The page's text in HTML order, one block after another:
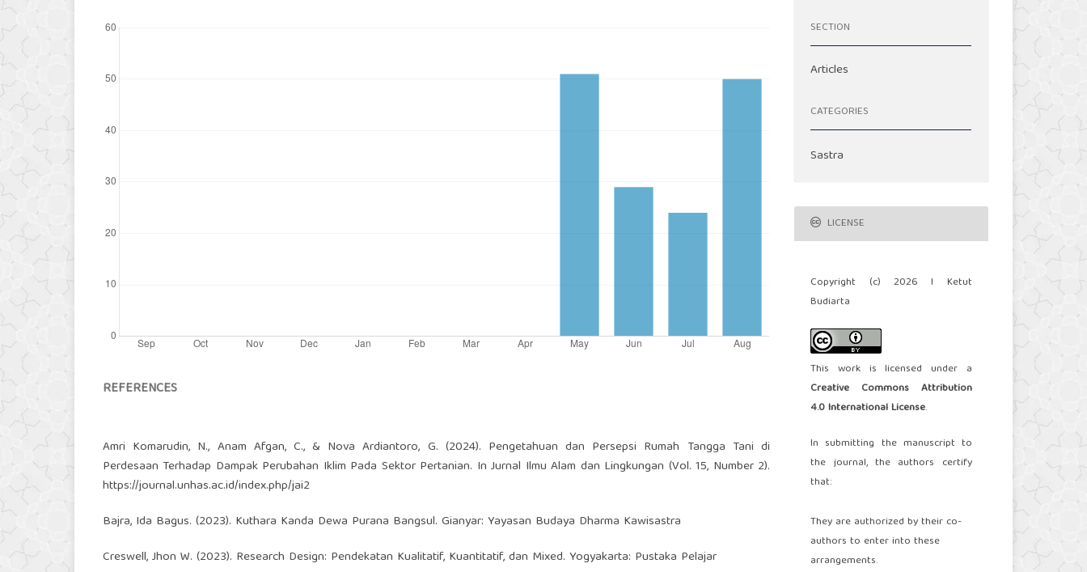
REFERENCES
Amri Komarudin, N., Anam Afgan, C., & Nova Ardiantoro, G. (2024). Pengetahuan dan Persepsi Rumah Tangga Tani di
Perdesaan Terhadap Dampak Perubahan Iklim Pada Sektor Pertanian. In Jurnal Ilmu Alam dan Lingkungan (Vol. 15, Number 2).
https://journal.unhas.ac.id/index.php/jai2
Bajra, Ida Bagus. (2023). Kuthara Kanda Dewa Purana Bangsul. Gianyar: Yayasan Budaya Dharma Kawisastra
Creswell, Jhon W. (2023). Research Design: Pendekatan Kualitatif, Kuantitatif, dan Mixed. Yogyakarta: Pustaka Pelajar
SECTION
Articles
CATEGORIES
Sastra
LICENSE
Copyright (c) 2026 I Ketut
Budiarta
This work is licensed under a
Creative Commons Attribution
4.0 International License.
In submitting the manuscript to
the journal, the authors certify
that:
They are authorized by their co-
authors to enter into these
arrangements.